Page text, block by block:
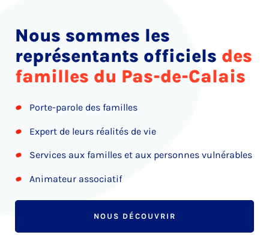
Nous sommes les
représentants officiels des
familles du Pas-de-Calais
Porte-parole des familles
Expert de leurs réalités de vie
Services aux familles et aux personnes vulnérables
Animateur associatif
NOUS DÉCOUVRIR